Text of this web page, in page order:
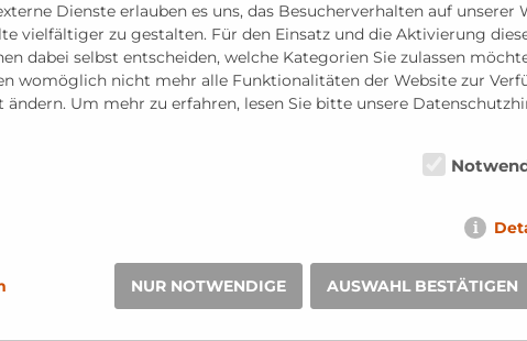
Dienste erlauben es uns, das Besucherverhalten auf unserer
vielfältiger zu gestalten. Für den Einsatz und die Aktivierung
dabei selbst entscheiden, welche Kategorien Sie zulassen
womöglich nicht mehr alle Funktionalitäten der Website zur
Um mehr zu erfahren, lesen Sie bitte unsere
NUR NOTWENDIGE AUSWAHL BESTÄTIGEN